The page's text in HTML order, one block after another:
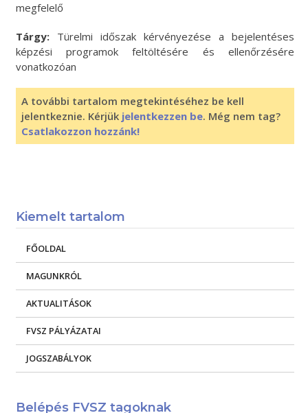
megfelelő
Tárgy: Türelmi időszak kérvényezése a bejelentéses
képzési programok feltöltésére és ellenőrzésére
vonatkozóan
A további tartalom megtekintéséhez be kell
jelentkeznie. Kérjük jelentkezzen be. Még nem tag?
Csatlakozzon hozzánk!
Kiemelt tartalom
FŐOLDAL
MAGUNKRÓL
AKTUALITÁSOK
FVSZ PÁLYÁZATAI
JOGSZABÁLYOK
Belépés FVSZ tagoknak